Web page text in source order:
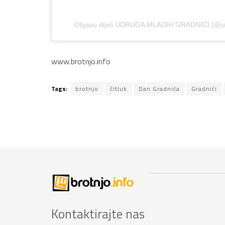
Objavu dijeli UDRUGA MLADIH GRADNIĆI
www.brotnjo.info
Tags: brotnjo čitluk Dan Gradnića Gradnići
Kontaktirajte nas